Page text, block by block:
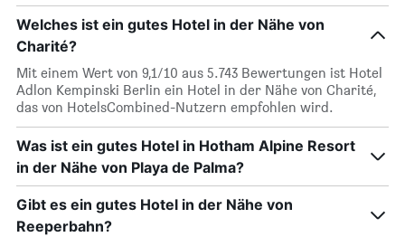
Welches ist ein gutes Hotel in der Nähe von
Charité?
Mit einem Wert von 9,1/10 aus 5.743 Bewertungen ist Hotel
Adlon Kempinski Berlin ein Hotel in der Nähe von Charité,
das von HotelsCombined-Nutzern empfohlen wird.
Was ist ein gutes Hotel in Hotham Alpine Resort
in der Nähe von Playa de Palma?
Gibt es ein gutes Hotel in der Nähe von
Reeperbahn?